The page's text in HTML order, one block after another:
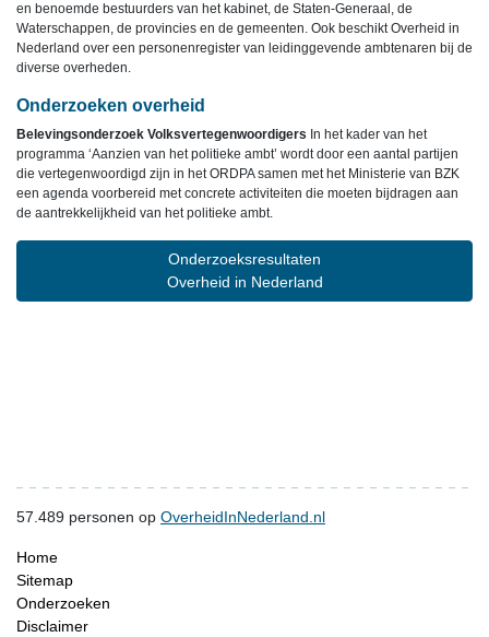
en benoemde bestuurders van het kabinet, de Staten-Generaal, de
Waterschappen, de provincies en de gemeenten. Ook beschikt Overheid in
Nederland over een personenregister van leidinggevende ambtenaren bij de
diverse overheden.
Onderzoeken overheid
Belevingsonderzoek Volksvertegenwoordigers In het kader van het
programma ‘Aanzien van het politieke ambt’ wordt door een aantal partijen
die vertegenwoordigd zijn in het ORDPA samen met het Ministerie van BZK
een agenda voorbereid met concrete activiteiten die moeten bijdragen aan
de aantrekkelijkheid van het politieke ambt.
Onderzoeksresultaten
Overheid in Nederland
57.489 personen op OverheidInNederland.nl
Home
Sitemap
Onderzoeken
Disclaimer